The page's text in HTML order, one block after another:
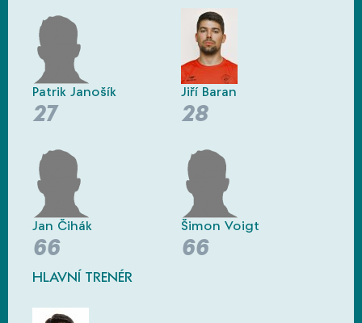
Patrik Janošík
27
Jiří Baran
28
Jan Čihák
66
Šimon Voigt
66
HLAVNÍ TRENÉR